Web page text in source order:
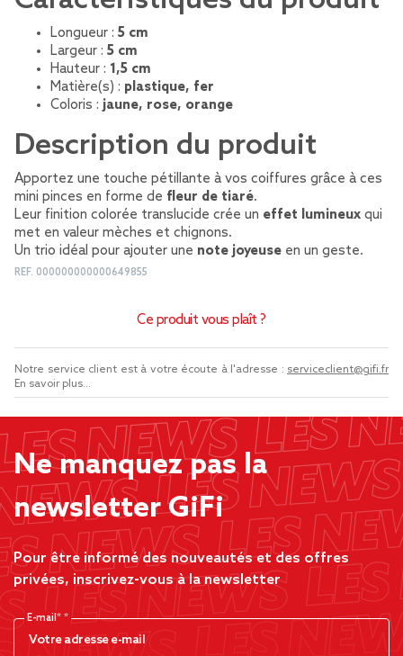
Longueur : 5 cm
Largeur : 5 cm
Hauteur : 1,5 cm
Matière(s) : plastique, fer
Coloris : jaune, rose, orange
Description du produit
Apportez une touche pétillante à vos coiffures grâce à ces
mini pinces en forme de fleur de tiaré.
Leur finition colorée translucide crée un effet lumineux qui
met en valeur mèches et chignons.
Un trio idéal pour ajouter une note joyeuse en un geste.
REF. 000000000000649855
Ce produit vous plaît ?
Notre service client est à votre écoute à l'adresse : serviceclient@gifi.fr
En savoir plus...
Ne manquez pas la
newsletter GiFi
Pour être informé des nouveautés et des offres
privées, inscrivez-vous à la newsletter
E-mail*